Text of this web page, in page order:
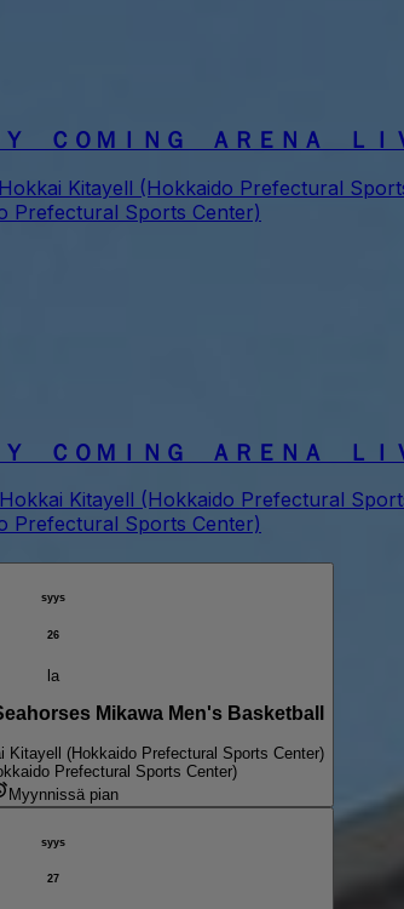
Ｙ ＣＯＭＩＮＧ ＡＲＥＮＡ Ｌ
Hokkai Kitayell (Hokkaido Prefectural
Prefectural Sports Center)
Ｙ ＣＯＭＩＮＧ ＡＲＥＮＡ Ｌ
Hokkai Kitayell (Hokkaido Prefectural
Prefectural Sports Center)
syys
26
la
Mikawa Men's Basketball
Kitayell (Hokkaido Prefectural Sports Center)
Prefectural Sports Center)
Myynnissä pian
syys
27